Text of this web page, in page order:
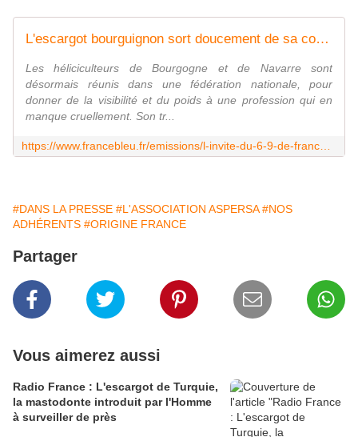
L'escargot bourguignon sort doucement de sa coquille - France Bleu
Les héliciculteurs de Bourgogne et de Navarre sont
désormais réunis dans une fédération nationale, pour
donner de la visibilité et du poids à une profession qui en
manque cruellement. Son tr...
#DANS LA PRESSE #L'ASSOCIATION ASPERSA #NOS
ADHÉRENTS #ORIGINE FRANCE
Partager
Vous aimerez aussi
Radio France : L'escargot de Turquie,
la mastodonte introduit par l'Homme
à surveiller de près